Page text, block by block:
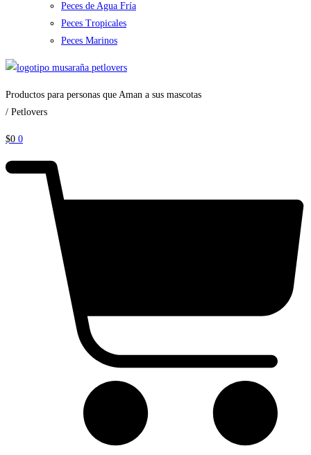
Peces de Agua Fría
Peces Tropicales
Peces Marinos
Productos para personas que Aman a sus mascotas
/ Petlovers
$0 0